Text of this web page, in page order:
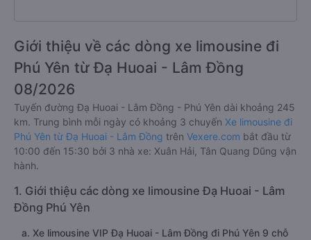
Giới thiệu về các dòng xe limousine đi
Phú Yên từ Đạ Huoai - Lâm Đồng
08/2026
Tuyến đường Đạ Huoai - Lâm Đồng - Phú Yên dài khoảng 245
km. Trung bình mỗi ngày có khoảng 3 chuyến Xe limousine đi
Phú Yên từ Đạ Huoai - Lâm Đồng trên Vexere.com bắt đầu từ
10:00 đến 15:30 bởi 3 nhà xe: Xuân Hải, Tân Quang Dũng vận
hành.
1. Giới thiệu các dòng xe limousine Đạ Huoai - Lâm
Đồng Phú Yên
a. Xe limousine VIP Đạ Huoai - Lâm Đồng đi Phú Yên 9 chỗ